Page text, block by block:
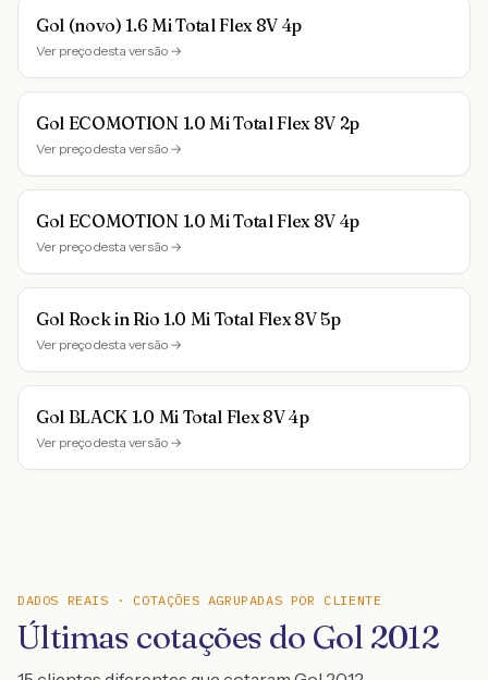
Gol (novo) 1.6 Mi Total Flex 8V 4p
Ver preço desta versão →
Gol ECOMOTION 1.0 Mi Total Flex 8V 2p
Ver preço desta versão →
Gol ECOMOTION 1.0 Mi Total Flex 8V 4p
Ver preço desta versão →
Gol Rock in Rio 1.0 Mi Total Flex 8V 5p
Ver preço desta versão →
Gol BLACK 1.0 Mi Total Flex 8V 4p
Ver preço desta versão →
DADOS REAIS · COTAÇÕES AGRUPADAS POR CLIENTE
Últimas cotações do Gol 2012